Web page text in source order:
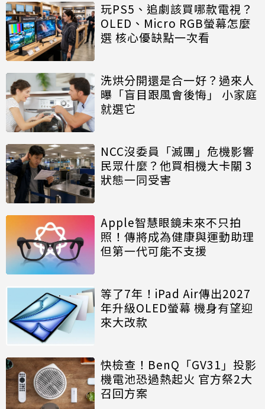
玩PS5、追劇該買哪款電視？
OLED、Micro RGB螢幕怎麼
選 核心優缺點一次看
洗烘分開還是合一好？過來人
曝「盲目跟風會後悔」 小家庭
就選它
NCC沒委員「滅團」危機影響
民眾什麼？他買相機大卡關 3
狀態一同受害
Apple智慧眼鏡未來不只拍
照！傳將成為健康與運動助理
但第一代可能不支援
等了7年！iPad Air傳出2027
年升級OLED螢幕 機身有望迎
來大改款
快檢查！BenQ「GV31」投影
機電池恐過熱起火 官方祭2大
召回方案